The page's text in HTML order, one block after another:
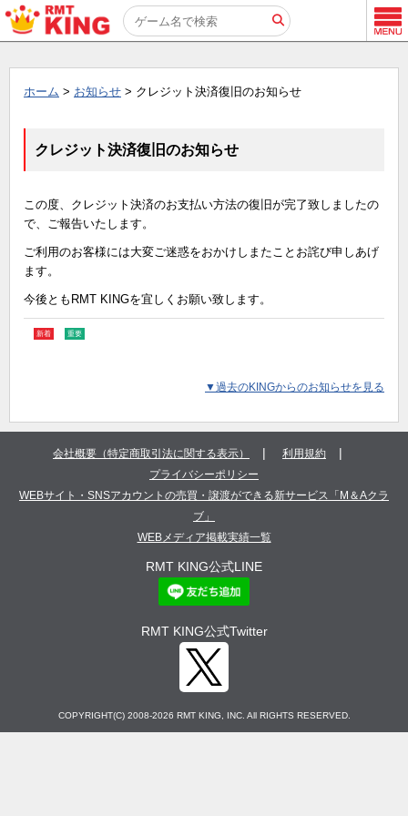
ホーム > お知らせ > クレジット決済復旧のお知らせ
クレジット決済復旧のお知らせ
この度、クレジット決済のお支払い方法の復旧が完了致しましたの
で、ご報告いたします。
ご利用のお客様には大変ご迷惑をおかけしまたことお詫び申しあげ
ます。
今後ともRMT KINGを宜しくお願い致します。
新着 重要
▼過去のKINGからのお知らせを見る
会社概要（特定商取引法に関する表示） | 利用規約 |
プライバシーポリシー
WEBサイト・SNSアカウントの売買・譲渡ができる新サービス「M＆Aクラ
ブ」
WEBメディア掲載実績一覧
RMT KING公式LINE
RMT KING公式Twitter
COPYRIGHT(C) 2008-2026 RMT KING, INC. All RIGHTS RESERVED.